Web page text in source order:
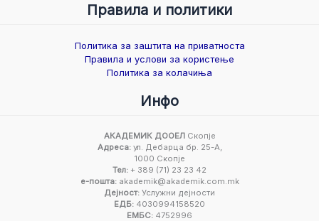
Правила и политики
Политика за заштита на приватноста
Правила и услови за користење
Политика за колачиња
Инфо
АКАДЕМИК ДООЕЛСкопје
Адреса:ул. Дебарца бр. 25-А,
1000 Скопје
Тел: + 389 (71) 23 23 42
е-пошта:akademik@akademik.com.mk
Дејност: Услужни дејности
ЕДБ: 4030994158520
ЕМБС: 4752996